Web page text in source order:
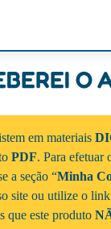
O
em materiais
PDF. Para efetuar
a seção “Minha
site ou utilize o
que este produto